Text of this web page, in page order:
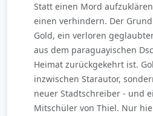
Statt einen Mord
einen verhindern. Der
Gold, ein verloren
aus dem paraguayischen
Heimat zurückgekehrt ist.
inzwischen Starautor,
neuer Stadtschreiber - und
Mitschüler von Thiel. Nur